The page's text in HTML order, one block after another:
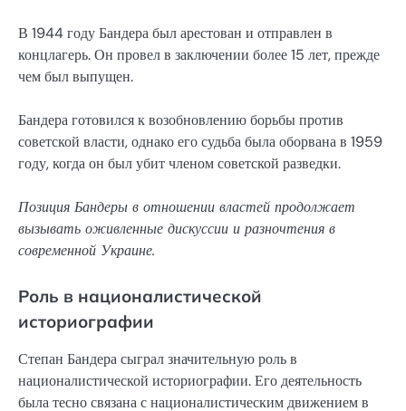
В 1944 году Бандера был арестован и отправлен в
концлагерь. Он провел в заключении более 15 лет, прежде
чем был выпущен.
Бандера готовился к возобновлению борьбы против
советской власти, однако его судьба была оборвана в 1959
году, когда он был убит членом советской разведки.
Позиция Бандеры в отношении властей продолжает
вызывать оживленные дискуссии и разночтения в
современной Украине.
Роль в националистической
историографии
Степан Бандера сыграл значительную роль в
националистической историографии. Его деятельность
была тесно связана с националистическим движением в